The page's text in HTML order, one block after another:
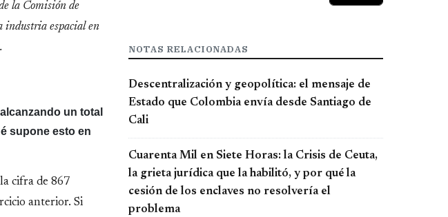
la Comisión de
industria espacial en
un total
supone esto en
cifra de 867
anterior. Si
NOTAS RELACIONADAS
Descentralización y geopolítica: el mensaje de
Estado que Colombia envía desde Santiago de
Cali
Cuarenta Mil en Siete Horas: la Crisis de Ceuta,
la grieta jurídica que la habilitó, y por qué la
cesión de los enclaves no resolvería el
problema